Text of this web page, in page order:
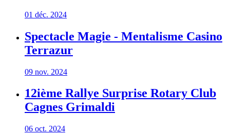
01 déc. 2024
Spectacle Magie - Mentalisme Casino
Terrazur
09 nov. 2024
12ième Rallye Surprise Rotary Club
Cagnes Grimaldi
06 oct. 2024